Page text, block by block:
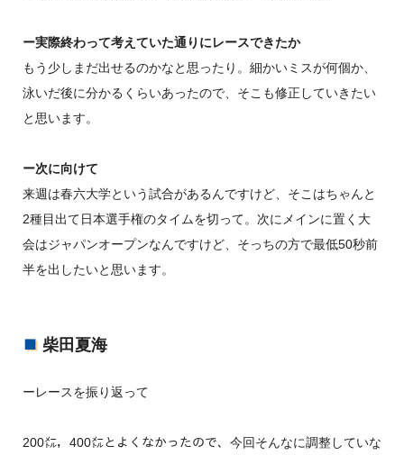
ー実際終わって考えていた通りにレースできたか
もう少しまだ出せるのかなと思ったり。細かいミスが何個か、
泳いだ後に分かるくらいあったので、そこも修正していきたい
と思います。
ー次に向けて
来週は春六大学という試合があるんですけど、そこはちゃんと
2種目出て日本選手権のタイムを切って。次にメインに置く大
会はジャパンオープンなんですけど、そっちの方で最低50秒前
半を出したいと思います。
柴田夏海
ーレースを振り返って
200㍍，400㍍とよくなかったので、今回そんなに調整していな